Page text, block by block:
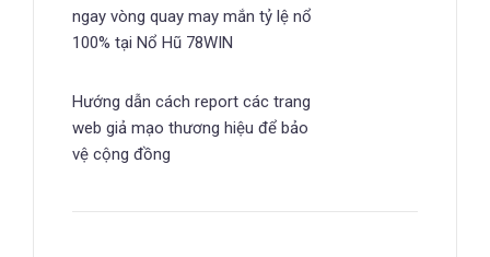
ngay vòng quay may mắn tỷ lệ nổ
100% tại Nổ Hũ 78WIN
Hướng dẫn cách report các trang
web giả mạo thương hiệu để bảo
vệ cộng đồng